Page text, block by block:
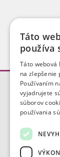
Táto
používa
Táto webová
na zlepšenie
Používaním
vyjadrujete
súborov
používania